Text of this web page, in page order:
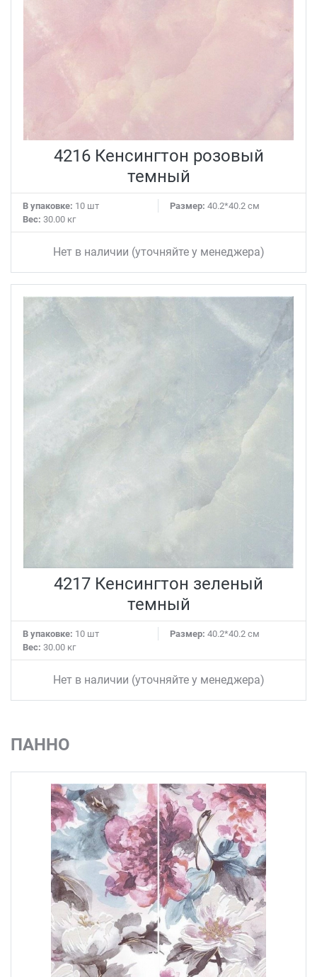
4216 Кенсингтон розовый
темный
В упаковке: 10 шт Размер: 40.2*40.2 см
Вес: 30.00 кг
Нет в наличии (уточняйте у менеджера)
4217 Кенсингтон зеленый
темный
В упаковке: 10 шт Размер: 40.2*40.2 см
Вес: 30.00 кг
Нет в наличии (уточняйте у менеджера)
ПАННО